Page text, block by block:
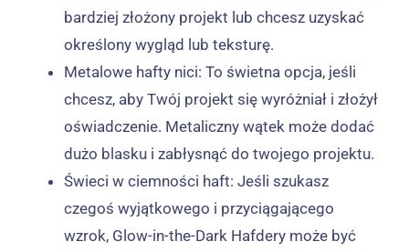
bardziej złożony projekt lub chcesz uzyskać
określony wygląd lub teksturę.
Metalowe hafty nici: To świetna opcja, jeśli
chcesz, aby Twój projekt się wyróżniał i złożył
oświadczenie. Metaliczny wątek może dodać
dużo blasku i zabłysnąć do twojego projektu.
Świeci w ciemności haft: Jeśli szukasz
czegoś wyjątkowego i przyciągającego
wzrok, Glow-in-the-Dark Hafdery może być